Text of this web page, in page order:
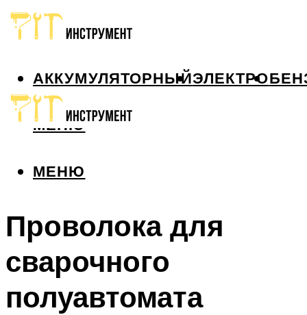
АККУМУЛЯТОРНЫЙЭЛЕКТРО
МЕНЮ
МЕНЮ
Проволока для
сварочного
полуавтомата